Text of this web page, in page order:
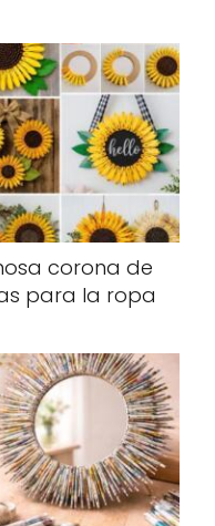
corona de
para la ropa